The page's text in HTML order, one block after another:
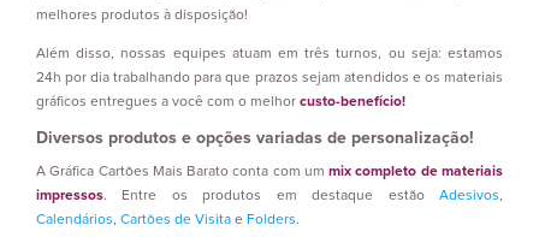
melhores produtos à disposição!
Além disso, nossas equipes atuam em três turnos, ou seja: estamos
24h por dia trabalhando para que prazos sejam atendidos e os materiais
gráficos entregues a você com o melhor custo-benefício!
Diversos produtos e opções variadas de personalização!
A Gráfica Cartões Mais Barato conta com ummix completo de materiais
impressos. Entre os produtos em destaque estão Adesivos,
Calendários, Cartões de Visita e Folders.